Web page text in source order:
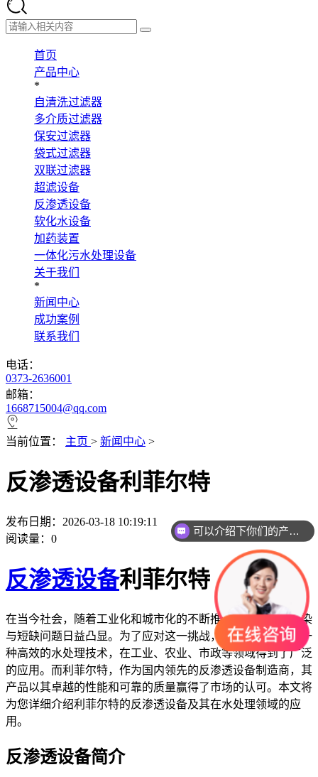
首页
产品中心
*
自清洗过滤器
多介质过滤器
保安过滤器
袋式过滤器
双联过滤器
超滤设备
反渗透设备
软化水设备
加药装置
一体化污水处理设备
关于我们
*
新闻中心
成功案例
联系我们
电话：
0373-2636001
邮箱：
1668715004@qq.com
当前位置： 主页 > 新闻中心 >
反渗透设备利菲尔特
发布日期：2026-03-18 10:19:11
阅读量： 0
反渗透设备利菲尔特
在当今社会，随着工业化和城市化的不断推进，水资源的污染
与短缺问题日益凸显。为了应对这一挑战，反渗透设备作为一
种高效的水处理技术，在工业、农业、市政等领域得到了广泛
的应用。而利菲尔特，作为国内领先的反渗透设备制造商，其
产品以其卓越的性能和可靠的质量赢得了市场的认可。本文将
为您详细介绍利菲尔特的反渗透设备及其在水处理领域的应
用。
反渗透设备简介
可以介绍下你们的产品么